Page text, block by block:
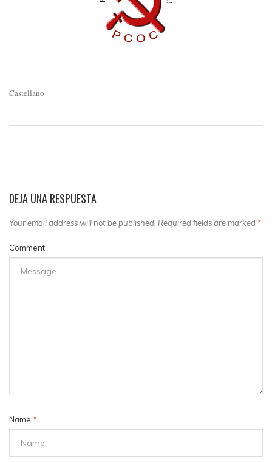
Castellano
DEJA UNA RESPUESTA
Your email address will not be published. Required fields are marked *
Comment
Name *